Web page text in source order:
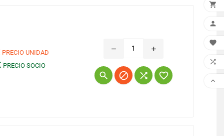
PRECIO UNIDAD
PRECIO SOCIO
remove add
   




